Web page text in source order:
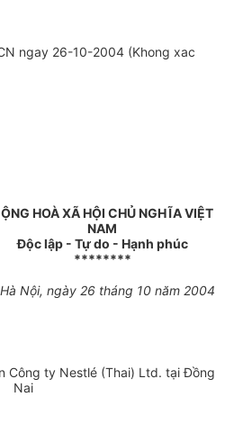
ngay 26-10-2004 (Khong xac
HOÀ XÃ HỘI CHỦ NGHĨA VIỆT
NAM
Độc lập - Tự do - Hạnh phúc
********
Hà Nội, ngày 26 tháng 10 năm 2004
Công ty Nestlé (Thai) Ltd. tại Đồng
Nai